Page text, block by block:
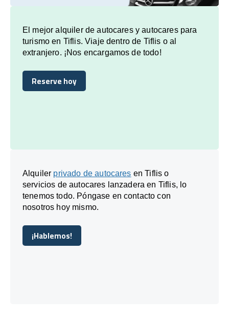
El mejor alquiler de autocares y autocares para
turismo en Tiflis. Viaje dentro de Tiflis o al
extranjero. ¡Nos encargamos de todo!
Reserve hoy
Reserve hoy
Alquiler privado de autocares en Tiflis o
servicios de autocares lanzadera en Tiflis, lo
tenemos todo. Póngase en contacto con
nosotros hoy mismo.
¡Hablemos!
¡Hablemos!